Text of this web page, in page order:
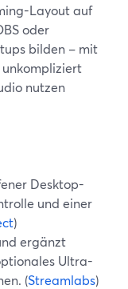
Layout auf
oder
bilden – mit
unkompliziert
nutzen
Desktop-
und einer
)
ergänzt
Ultra-
(Streamlabs)